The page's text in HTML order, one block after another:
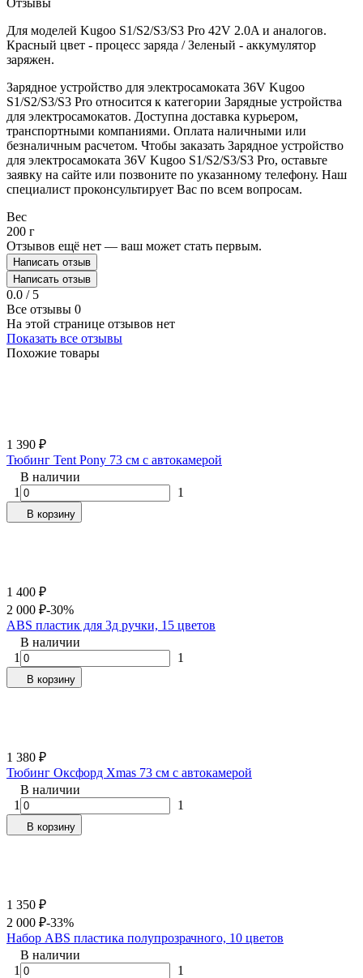
Для моделей Kugoo S1/S2/S3/S3 Pro 42V 2.0A и аналогов.
Красный цвет - процесс заряда / Зеленый - аккумулятор
заряжен.
Зарядное устройство для электросамоката 36V Kugoo
S1/S2/S3/S3 Pro относится к категории Зарядные устройства
для электросамокатов. Доступна доставка курьером,
транспортными компаниями. Оплата наличными или
безналичным расчетом. Чтобы заказать Зарядное устройство
для электросамоката 36V Kugoo S1/S2/S3/S3 Pro, оставьте
заявку на сайте или позвоните по указанному телефону. Наш
специалист проконсультирует Вас по всем вопросам.
Вес
200 г
Отзывов ещё нет — ваш может стать первым.
Написать отзыв
Написать отзыв
0.0 / 5
Все отзывы 0
На этой странице отзывов нет
Показать все отзывы
Похожие товары
1 390 ₽
Тюбинг Tent Pony 73 см с автокамерой
В наличии
1
1
В корзину
1 400 ₽
2 000 ₽-30%
ABS пластик для 3д ручки, 15 цветов
В наличии
1
1
В корзину
1 380 ₽
Тюбинг Оксфорд Xmas 73 см с автокамерой
В наличии
1
1
В корзину
1 350 ₽
2 000 ₽-33%
Набор ABS пластика полупрозрачного, 10 цветов
В наличии
1
1